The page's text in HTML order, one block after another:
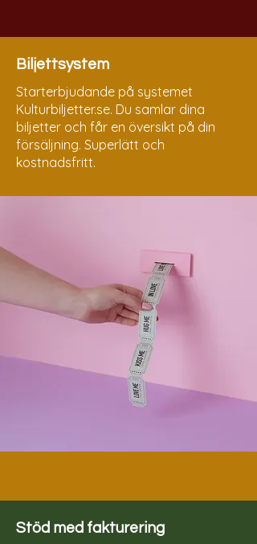
Biljettsystem
Starterbjudande på systemet
Kulturbiljetter.se. Du samlar dina
biljetter och får en översikt på din
försäljning. Superlätt och
kostnadsfritt.
Stöd med fakturering